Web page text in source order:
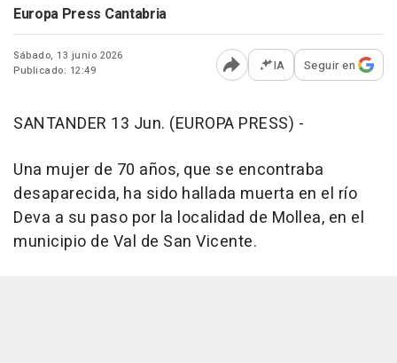
Europa Press Cantabria
Sábado, 13 junio 2026
Publicado: 12:49
Abrir opciones para
IA Seguir en
SANTANDER 13 Jun. (EUROPA PRESS) -
Una mujer de 70 años, que se encontraba
desaparecida, ha sido hallada muerta en el río
Deva a su paso por la localidad de Mollea, en el
municipio de Val de San Vicente.